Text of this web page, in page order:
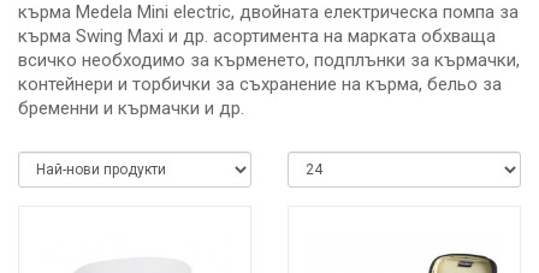
кърма Medela Mini electric, двойната електрическа помпа за
кърма Swing Maxi и др. асортимента на марката обхваща
всичко необходимо за кърменето, подплънки за кърмачки,
контейнери и торбички за съхранение на кърма, бельо за
бременни и кърмачки и др.